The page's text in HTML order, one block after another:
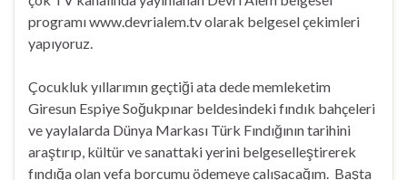
programı www.devrialem.tv olarak belgesel çekimleri
yapıyoruz.
Çocukluk yıllarımın geçtiği ata dede memleketim
Giresun Espiye Soğukpınar beldesindeki fındık bahçeleri
ve yaylalarda Dünya Markası Türk Fındığının tarihini
araştırıp, kültür ve sanattaki yerini belgeselleştirerek
fındığa olan vefa borcumu ödemeye çalışacağım. Başta